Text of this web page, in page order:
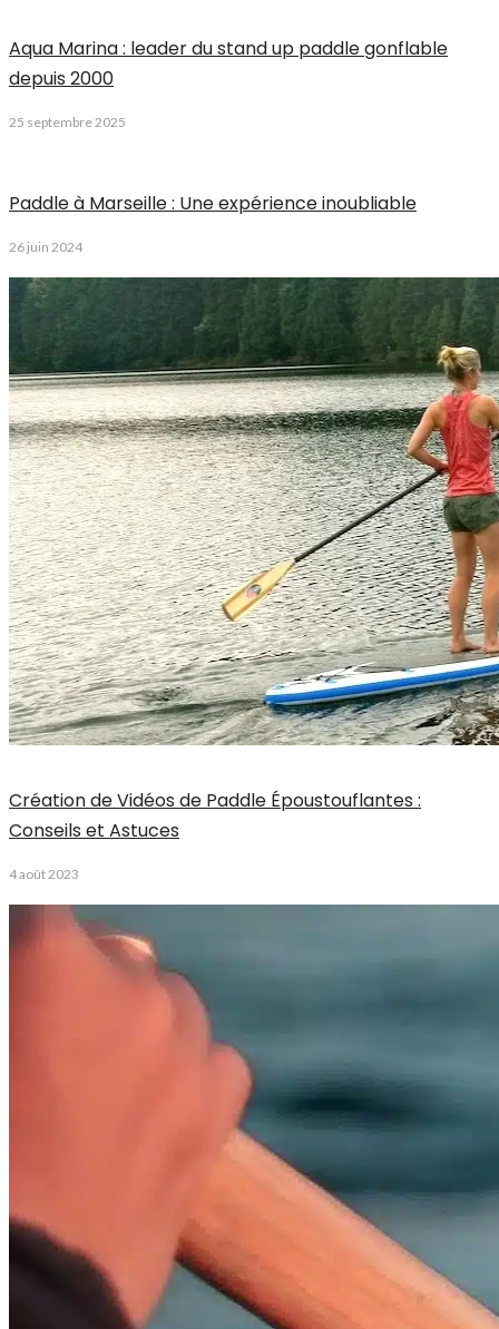
Aqua Marina : leader du stand up paddle gonflable
depuis 2000
25 septembre 2025
Paddle à Marseille : Une expérience inoubliable
26 juin 2024
Création de Vidéos de Paddle Époustouflantes :
Conseils et Astuces
4 août 2023